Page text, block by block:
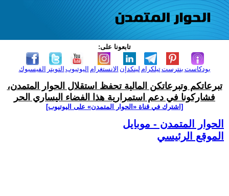
تابعونا على:
الفيسبوك التويتر اليوتيوب الانستغرام لينكدإن تيلكرامبنترست بودكاست
تبرعاتكم وتبرعاتكن المالية تحفظ استقلال الحوار المتمدن،
فشاركونا في دعم استمرارية هذا الفضاء اليساري الحر
[اشترك في قناة ‫«الحوار المتمدن» على اليوتيوب]
الحوار المتمدن - موبايل
الموقع الرئيسي